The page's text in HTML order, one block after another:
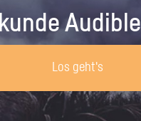
Audible
Los geht's